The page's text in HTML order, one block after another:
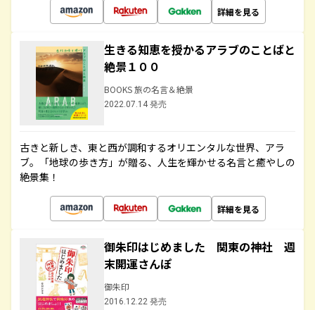
詳細を見る
生きる知恵を授かるアラブのことばと
絶景１００
BOOKS 旅の名言＆絶景
2022.07.14 発売
古きと新しき、東と西が調和するオリエンタルな世界、アラ
ブ。「地球の歩き方」が贈る、人生を輝かせる名言と癒やしの
絶景集！
詳細を見る
御朱印はじめました 関東の神社 週
末開運さんぽ
御朱印
2016.12.22 発売